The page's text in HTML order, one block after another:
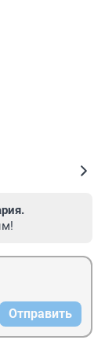
Отправить